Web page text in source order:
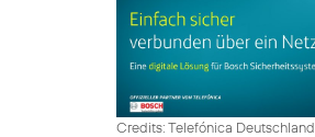
Credits: Telefónica Deutschland